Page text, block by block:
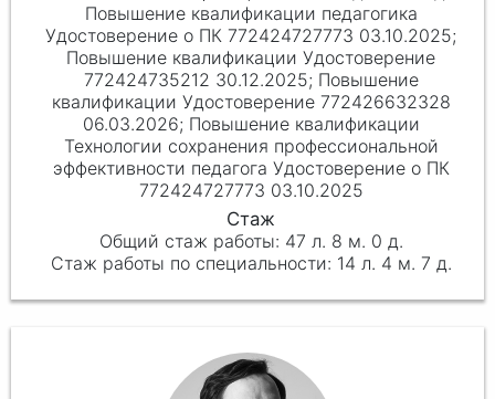
Повышение квалификации педагогика
Удостоверение о ПК 772424727773 03.10.2025;
Повышение квалификации Удостоверение
772424735212 30.12.2025; Повышение
квалификации Удостоверение 772426632328
06.03.2026; Повышение квалификации
Технологии сохранения профессиональной
эффективности педагога Удостоверение о ПК
772424727773 03.10.2025
47 л. 8 м. 0 д.
14 л. 4 м. 7 д.